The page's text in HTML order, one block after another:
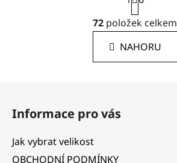
O
v
l
á
d
r
á
n
k
72 položek celkem
NAHORU
Informace pro vás
Jak vybrat velikost
OBCHODNÍ PODMÍNKY